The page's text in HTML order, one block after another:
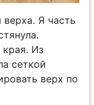
Я часть
Из
сеткой
верх по